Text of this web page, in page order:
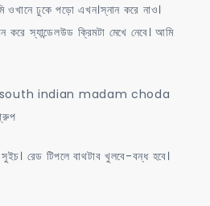
ওখানে ঢুকে পড়ো এখন।স্নান করে নাও।
করে স্যান্ডেলউড ক্রিমটা মেখে নেবে। আমি
south indian madam choda
সুইচ। রেড টিপলে বাথটাব খুলবে-বন্ধ হবে।